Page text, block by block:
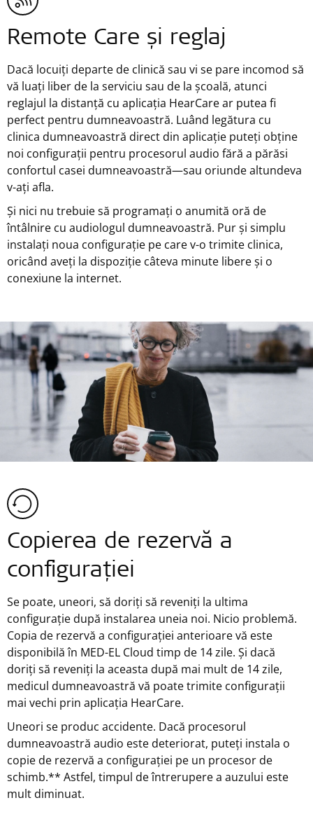
Remote Care și reglaj
Dacă locuiți departe de clinică sau vi se pare incomod să
vă luați liber de la serviciu sau de la școală, atunci
reglajul la distanță cu aplicația HearCare ar putea fi
perfect pentru dumneavoastră. Luând legătura cu
clinica dumneavoastră direct din aplicație puteți obține
noi configurații pentru procesorul audio fără a părăsi
confortul casei dumneavoastră—sau oriunde altundeva
v-ați afla.
Și nici nu trebuie să programați o anumită oră de
întâlnire cu audiologul dumneavoastră. Pur și simplu
instalați noua configurație pe care v-o trimite clinica,
oricând aveți la dispoziție câteva minute libere și o
conexiune la internet.
Copierea de rezervă a
configurației
Se poate, uneori, să doriți să reveniți la ultima
configurație după instalarea uneia noi. Nicio problemă.
Copia de rezervă a configurației anterioare vă este
disponibilă în MED-EL Cloud timp de 14 zile. Și dacă
doriți să reveniți la aceasta după mai mult de 14 zile,
medicul dumneavoastră vă poate trimite configurații
mai vechi prin aplicația HearCare.
Uneori se produc accidente. Dacă procesorul
dumneavoastră audio este deteriorat, puteți instala o
copie de rezervă a configurației pe un procesor de
schimb.** Astfel, timpul de întrerupere a auzului este
mult diminuat.